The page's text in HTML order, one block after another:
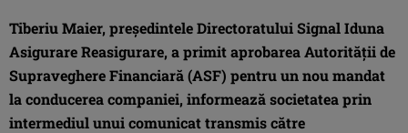
Tiberiu Maier, președintele Directoratului Signal Iduna
Asigurare Reasigurare, a primit aprobarea Autorităţii de
Supraveghere Financiară (ASF) pentru un nou mandat
la conducerea companiei, informează societatea prin
intermediul unui comunicat transmis către